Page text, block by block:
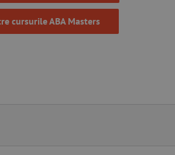
cursurile ABA Masters